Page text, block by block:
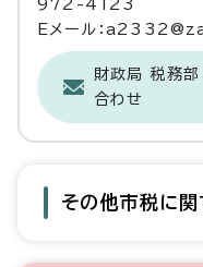
972-4123
Eメール：
財政局 税務
合わせ
その他市税に